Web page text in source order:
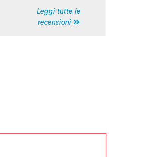
Leggi tutte le
recensioni